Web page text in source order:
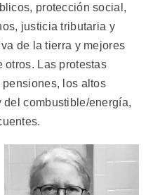
protección social,
justicia tributaria y
de la tierra y mejores
otros. Las protestas
los altos
combustible/energía,